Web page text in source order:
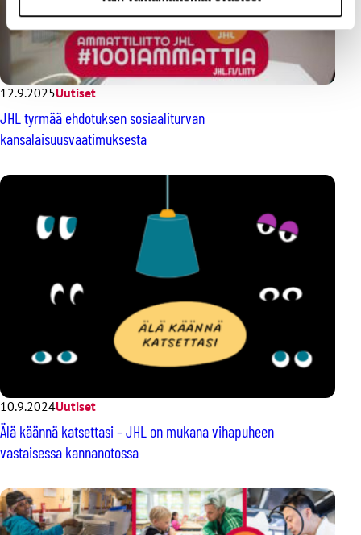
12.9.2025Uutiset
JHL tyrmää ehdotuksen sosiaaliturvan
kansalaisuusvaatimuksesta
10.9.2024Uutiset
Älä käännä katsettasi – JHL on mukana vihapuheen
vastaisessa kannanotossa